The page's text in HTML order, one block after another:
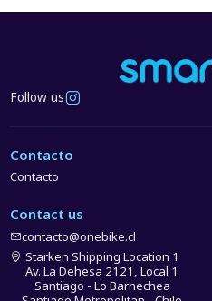
Follow us
Contacto
Contacto
Contact us
contacto@onebike.cl
Starken Shipping Location 1
Av. La Dehesa 2121, Local 1
Santiago - Lo Barnechea